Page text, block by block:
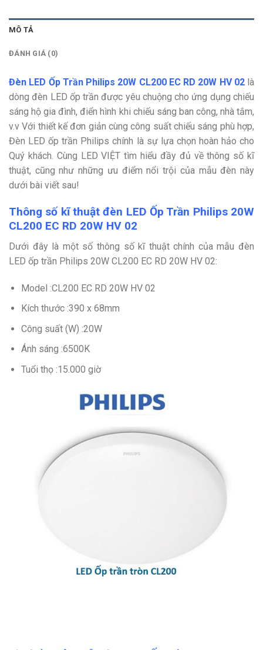
MÔ TẢ
ĐÁNH GIÁ (0)
Đèn LED Ốp Trần Philips 20W CL200 EC RD 20W HV 02 là
dòng đèn LED ốp trần được yêu chuộng cho ứng dụng chiếu
sáng hộ gia đình, điển hình khi chiếu sáng ban công, nhà tắm,
v.v Với thiết kế đơn giản cùng công suất chiếu sáng phù hợp,
Đèn LED ốp trần Philips chính là sự lựa chọn hoàn hảo cho
Quý khách. Cùng LED VIỆT tìm hiểu đầy đủ về thông số kĩ
thuật, cũng như những ưu điểm nổi trội của mẫu đèn này
dưới bài viết sau!
Thông số kĩ thuật đèn LED Ốp Trần Philips 20W
CL200 EC RD 20W HV 02
Dưới đây là một số thông số kĩ thuật chính của mẫu đèn
LED ốp trần Philips 20W CL200 EC RD 20W HV 02:
Model :CL200 EC RD 20W HV 02
Kích thước :390 x 68mm
Công suất (W) :20W
Ánh sáng :6500K
Tuổi thọ :15.000 giờ